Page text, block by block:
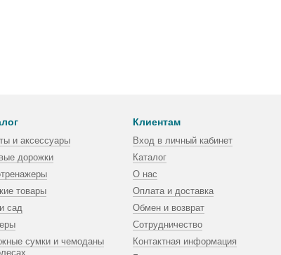
и аксессуары
дорожки
товары
сад
сумки и чемоданы
Клиентам
Вход в личный кабинет
Каталог
О нас
Оплата и доставка
Обмен и возврат
Сотрудничество
Контактная информация